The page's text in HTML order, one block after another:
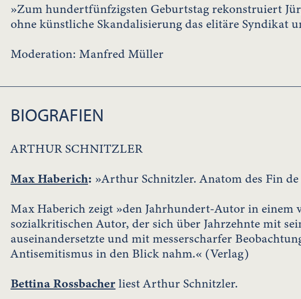
»Zum hundertfünfzigsten Geburtstag rekonstruiert
ohne künstliche Skandalisierung das elitäre Syndikat
Moderation: Manfred Müller
BIOGRAFIEN
ARTHUR SCHNITZLER
Max Haberich: »Arthur Schnitzler. Anatom des Fin
Max Haberich zeigt »den Jahrhundert-Autor in einem
sozialkritischen Autor, der sich über Jahrzehnte mit
auseinandersetzte und mit messerscharfer
Antisemitismus in den Blick nahm.« (Verlag)
Bettina Rossbacherliest Arthur Schnitzler.